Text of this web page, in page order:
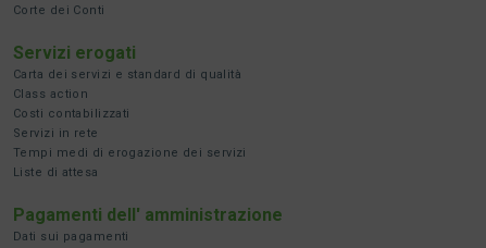
Corte dei Conti
Servizi erogati
Carta dei servizi e standard di qualità
Class action
Costi contabilizzati
Servizi in rete
Tempi medi di erogazione dei servizi
Liste di attesa
Pagamenti dell' amministrazione
Dati sui pagamenti